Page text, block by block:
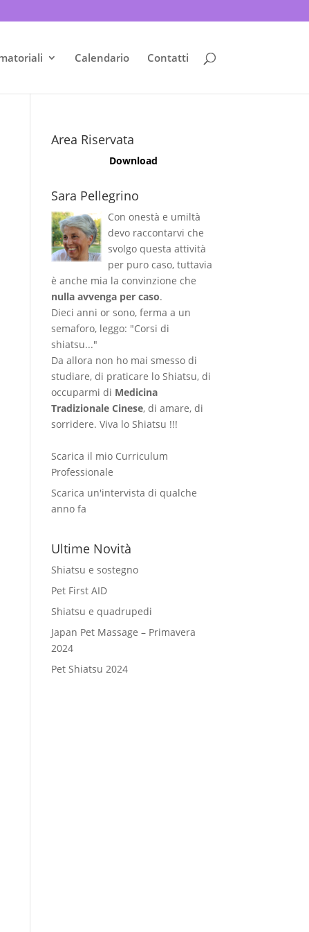
Calendario Contatti
Area Riservata
Download
Sara Pellegrino
Con onestà e umiltà
devo raccontarvi che
svolgo questa attività
per puro caso, tuttavia
è anche mia la convinzione che
nulla avvenga per caso.
Dieci anni or sono, ferma a un
semaforo, leggo: "Corsi di
shiatsu..."
Da allora non ho mai smesso di
studiare, di praticare lo Shiatsu, di
occuparmi di Medicina
Tradizionale Cinese, di amare, di
sorridere. Viva lo Shiatsu !!!
Scarica il mio Curriculum
Professionale
Scarica un'intervista di qualche
anno fa
Ultime Novità
Shiatsu e sostegno
Pet First AID
Shiatsu e quadrupedi
Japan Pet Massage – Primavera
2024
Pet Shiatsu 2024